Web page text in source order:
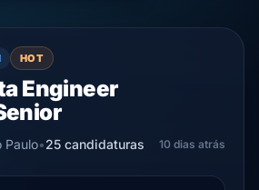
HOT
Engineer
Paulo•25 candidaturas 10 dias atrás